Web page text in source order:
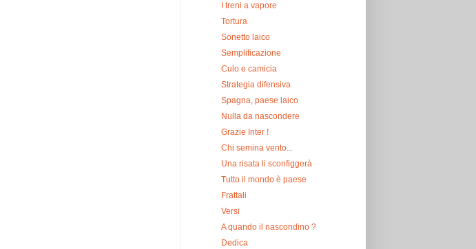
I treni a vapore
Tortura
Sonetto laico
Semplificazione
Culo e camicia
Strategia difensiva
Spagna, paese laico
Nulla da nascondere
Grazie Inter !
Chi semina vento...
Una risata li sconfiggerà
Tutto il mondo è paese
Frattali
Versi
A quando il nascondino ?
Dedica